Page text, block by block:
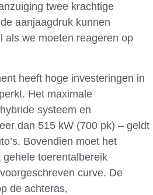
twee krachtige
aanjaagdruk kunnen
als we moeten reageren op
heeft hoge investeringen in
Het maximale
systeem en
dan 515 kW (700 pk) – geldt
Bovendien moet het
toerentalbereik
curve. De
de achteras,